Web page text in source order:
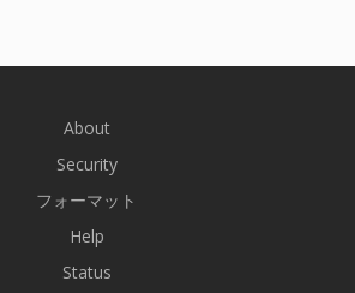
About
Security
フォーマット
Help
Status